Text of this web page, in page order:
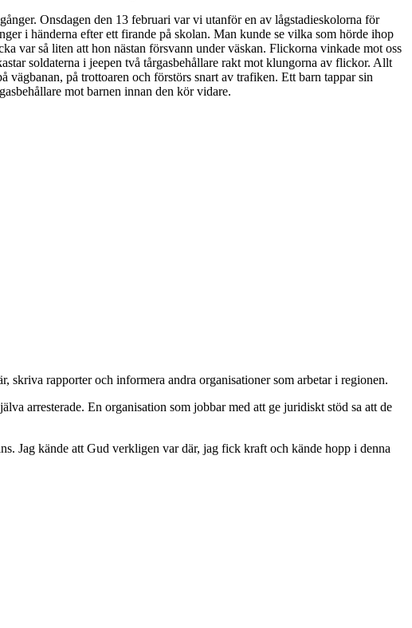
Onsdagen den 13 februari var vi utanför en av lågstadieskolorna för
i händerna efter ett firande på skolan. Man kunde se vilka som hörde ihop
var så liten att hon nästan försvann under väskan. Flickorna vinkade mot oss
soldaterna i jeepen två tårgasbehållare rakt mot klungorna av flickor. Allt
på trottoaren och förstörs snart av trafiken. Ett barn tappar sin
mot barnen innan den kör vidare.
skriva rapporter och informera andra organisationer som arbetar i regionen.
arresterade. En organisation som jobbar med att ge juridiskt stöd sa att de
Jag kände att Gud verkligen var där, jag fick kraft och kände hopp i denna